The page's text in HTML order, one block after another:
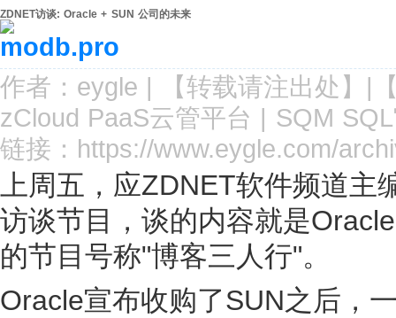
ZDNET访谈: Oracle + SUN 公司的未来
作者： eygle | 【转载请注出处 】|
zCloud PaaS云管平台 | SQM
链接： https://www.eygle.com/
上周五，应ZDNET软件频道
访谈节目，谈的内容就是
的节目号称"博客三人行"。
Oracle宣布收购了SUN之后，